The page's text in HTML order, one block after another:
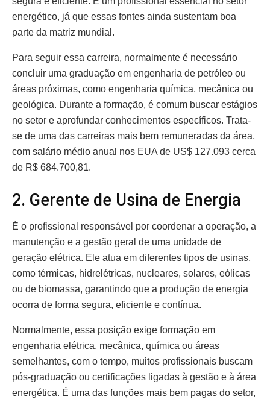
energético, já que essas fontes ainda sustentam boa
parte da matriz mundial.
Para seguir essa carreira, normalmente é necessário
concluir uma graduação em engenharia de petróleo ou
áreas próximas, como engenharia química, mecânica ou
geológica. Durante a formação, é comum buscar estágios
no setor e aprofundar conhecimentos específicos. Trata-
se de uma das carreiras mais bem remuneradas da área,
com salário médio anual nos EUA de US$ 127.093 cerca
de R$ 684.700,81.
2. Gerente de Usina de Energia
É o profissional responsável por coordenar a operação, a
manutenção e a gestão geral de uma unidade de
geração elétrica. Ele atua em diferentes tipos de usinas,
como térmicas, hidrelétricas, nucleares, solares, eólicas
ou de biomassa, garantindo que a produção de energia
ocorra de forma segura, eficiente e contínua.
Normalmente, essa posição exige formação em
engenharia elétrica, mecânica, química ou áreas
semelhantes, com o tempo, muitos profissionais buscam
pós-graduação ou certificações ligadas à gestão e à área
energética. É uma das funções mais bem pagas do setor,